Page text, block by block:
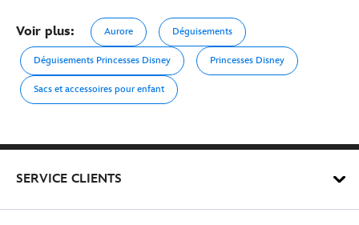
Voir plus: Aurore Déguisements
Déguisements Princesses Disney Princesses Disney
Sacs et accessoires pour enfant
SERVICE CLIENTS